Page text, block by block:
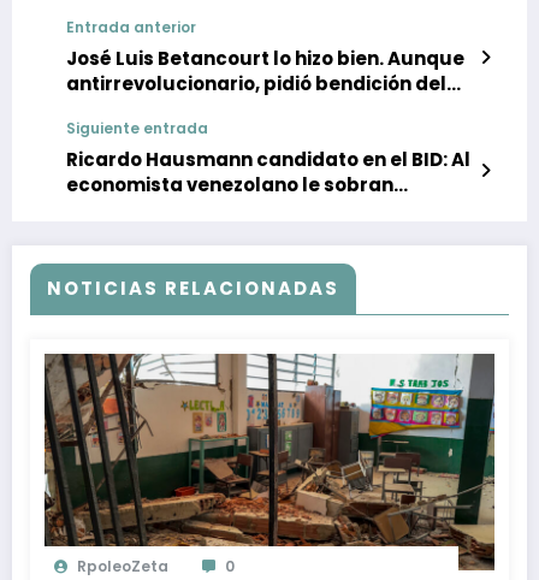
Entrada anterior
José Luis Betancourt lo hizo bien. Aunque
antirrevolucionario, pidió bendición del
Siguiente entrada
Ricardo Hausmann candidato en el BID: Al
economista venezolano le sobran
NOTICIAS RELACIONADAS
RpoleoZeta 0